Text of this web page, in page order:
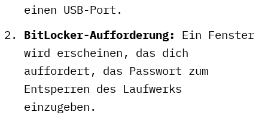
einen USB-Port.
BitLocker-Aufforderung: Ein Fenster
wird erscheinen, das dich
auffordert, das Passwort zum
Entsperren des Laufwerks
einzugeben.